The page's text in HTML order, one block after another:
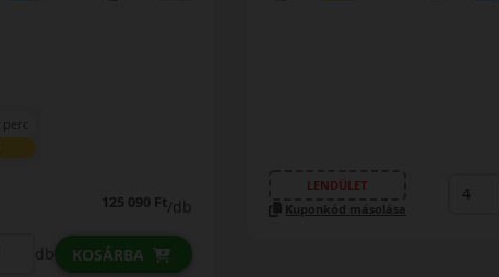
7 perc
125 090 Ft/db
db KOSÁRBA
LENDÜLET
Kuponkód másolása